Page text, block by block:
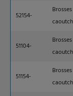
52154-
51104-
51154-